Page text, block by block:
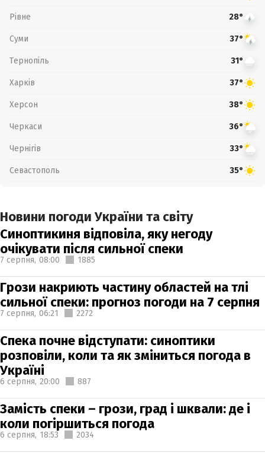
Рівне 28°
Суми 37°
Тернопіль 31°
Харків 37°
Херсон 38°
Черкаси 36°
Чернігів 33°
Севастополь 35°
Новини погоди України та світу
Синоптикиня відповіла, яку негоду
очікувати після сильної спеки
7 серпня, 08:00 1885
Грози накриють частину областей на тлі
сильної спеки: прогноз погоди на 7 серпня
7 серпня, 06:21 2272
Спека почне відступати: синоптики
розповіли, коли та як зміниться погода в
Україні
6 серпня, 20:00 887
Замість спеки – грози, град і шквали: де і
коли погіршиться погода
6 серпня, 18:53 2034